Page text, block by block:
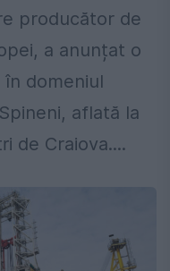
producător de
a anunțat o
domeniul
aflată la
de Craiova....